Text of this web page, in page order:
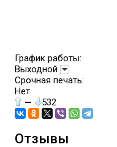
График работы:
Выходной
Срочная печать:
Нет
—
532
Отзывы